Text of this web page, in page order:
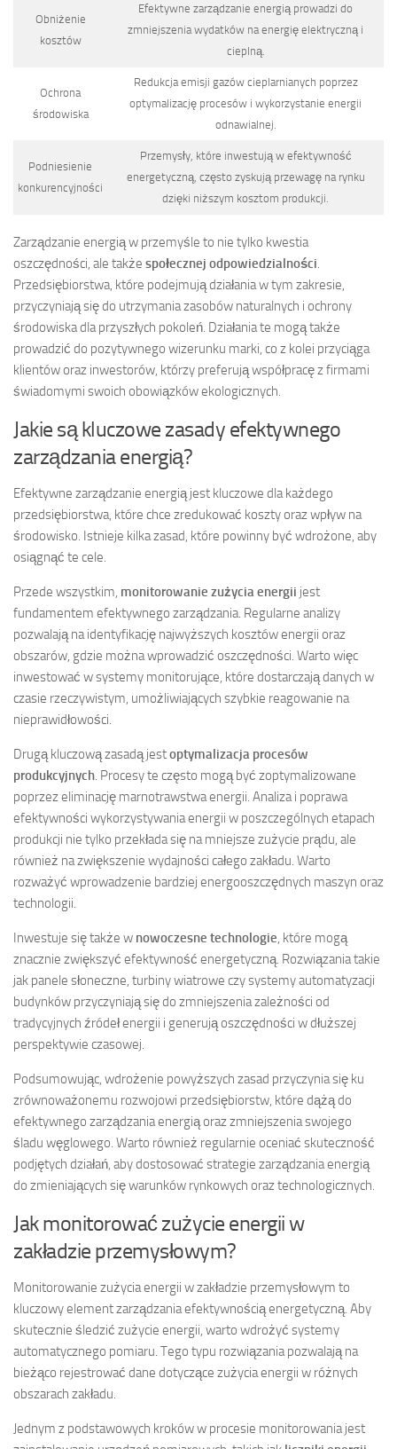
Obniżenie
kosztów
Efektywne zarządzanie energią prowadzi do
zmniejszenia wydatków na energię elektryczną i
cieplną.
Ochrona
środowiska
Redukcja emisji gazów cieplarnianych poprzez
optymalizację procesów i wykorzystanie energii
odnawialnej.
Podniesienie
konkurencyjności
Przemysły, które inwestują w efektywność
energetyczną, często zyskują przewagę na rynku
dzięki niższym kosztom produkcji.
Zarządzanie energią w przemyśle to nie tylko kwestia
oszczędności, ale także społecznej odpowiedzialności.
Przedsiębiorstwa, które podejmują działania w tym zakresie,
przyczyniają się do utrzymania zasobów naturalnych i ochrony
środowiska dla przyszłych pokoleń. Działania te mogą także
prowadzić do pozytywnego wizerunku marki, co z kolei przyciąga
klientów oraz inwestorów, którzy preferują współpracę z firmami
świadomymi swoich obowiązków ekologicznych.
Jakie są kluczowe zasady efektywnego
zarządzania energią?
Efektywne zarządzanie energią jest kluczowe dla każdego
przedsiębiorstwa, które chce zredukować koszty oraz wpływ na
środowisko. Istnieje kilka zasad, które powinny być wdrożone, aby
osiągnąć te cele.
Przede wszystkim, monitorowanie zużycia energii jest
fundamentem efektywnego zarządzania. Regularne analizy
pozwalają na identyfikację najwyższych kosztów energii oraz
obszarów, gdzie można wprowadzić oszczędności. Warto więc
inwestować w systemy monitorujące, które dostarczają danych w
czasie rzeczywistym, umożliwiających szybkie reagowanie na
nieprawidłowości.
Drugą kluczową zasadą jestoptymalizacja procesów
produkcyjnych. Procesy te często mogą być zoptymalizowane
poprzez eliminację marnotrawstwa energii. Analiza i poprawa
efektywności wykorzystywania energii w poszczególnych etapach
produkcji nie tylko przekłada się na mniejsze zużycie prądu, ale
również na zwiększenie wydajności całego zakładu. Warto
rozważyć wprowadzenie bardziej energooszczędnych maszyn oraz
technologii.
Inwestuje się także w nowoczesne technologie, które mogą
znacznie zwiększyć efektywność energetyczną. Rozwiązania takie
jak panele słoneczne, turbiny wiatrowe czy systemy automatyzacji
budynków przyczyniają się do zmniejszenia zależności od
tradycyjnych źródeł energii i generują oszczędności w dłuższej
perspektywie czasowej.
Podsumowując, wdrożenie powyższych zasad przyczynia się ku
zrównoważonemu rozwojowi przedsiębiorstw, które dążą do
efektywnego zarządzania energią oraz zmniejszenia swojego
śladu węglowego. Warto również regularnie oceniać skuteczność
podjętych działań, aby dostosować strategie zarządzania energią
do zmieniających się warunków rynkowych oraz technologicznych.
Jak monitorować zużycie energii w
zakładzie przemysłowym?
Monitorowanie zużycia energii w zakładzie przemysłowym to
kluczowy element zarządzania efektywnością energetyczną. Aby
skutecznie śledzić zużycie energii, warto wdrożyć systemy
automatycznego pomiaru. Tego typu rozwiązania pozwalają na
bieżąco rejestrować dane dotyczące zużycia energii w różnych
obszarach zakładu.
Jednym z podstawowych kroków w procesie monitorowania jest